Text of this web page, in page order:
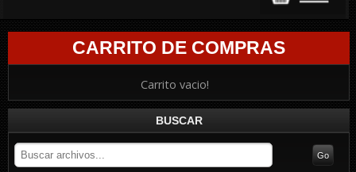
CARRITO DE COMPRAS
Carrito vacio!
BUSCAR